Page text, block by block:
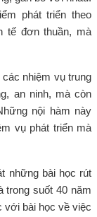
phát triển theo
tế đơn thuần, mà
nhiệm vụ trung
an ninh, mà còn
nội hàm này
vụ phát triển mà
những bài học rút
trong suốt 40 năm
với bài học về việc